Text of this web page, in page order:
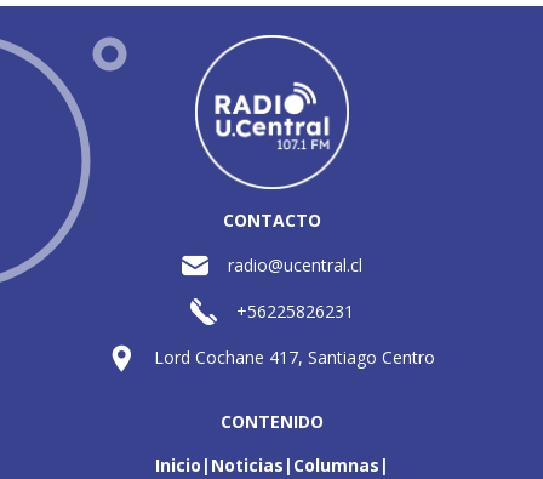
CONTACTO
radio@ucentral.cl
+56225826231
Lord Cochane 417, Santiago Centro
CONTENIDO
Inicio Noticias Columnas